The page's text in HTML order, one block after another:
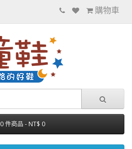
購物車
0 件商品 - NT$ 0